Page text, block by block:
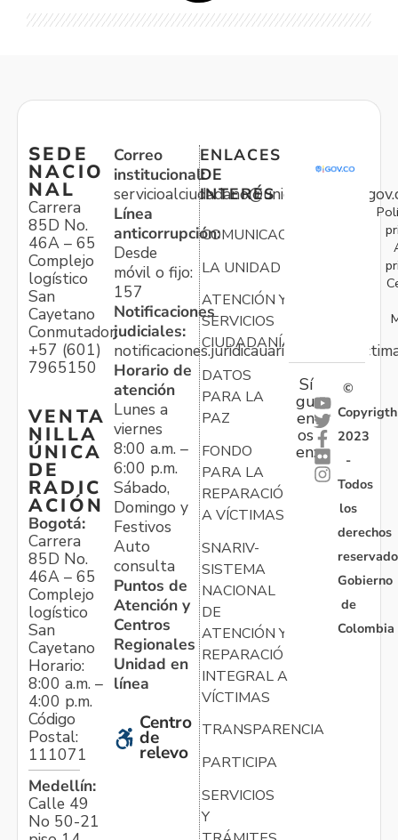
SEDE
NACIO
NAL
Carrera
85D No.
46A – 65
Complejo
logístico
San
Cayetano
Conmutador:
+57 (601)
7965150
VENTA
NILLA
ÚNICA
DE
RADIC
ACIÓN
Bogotá:
Carrera
85D No.
46A – 65
Complejo
logístico
San
Cayetano
Horario:
8:00 a.m. –
4:00 p.m.
Código
Postal:
111071
Medellín:
Calle 49
No 50-21
Correo
institucional:
Línea
anticorrupción:
Desde
móvil o fijo:
157
Notificaciones
judiciales:
Horario de
atención
Lunes a
viernes
8:00 a.m. –
6:00 p.m.
Sábado,
Domingo y
Festivos
Auto
consulta
Puntos de
Atención y
Centros
Regionales
Unidad en
línea
Centro
de
relevo
ENLACES
DE
INTERÉS
COMUNICACIONES
LA UNIDAD
ATENCIÓN Y
SERVICIOS
CIUDADANÍA
DATOS
PARA LA
PAZ
FONDO
PARA LA
REPARACIÓN
A VÍCTIMAS
SNARIV-
SISTEMA
NACIONAL
DE
ATENCIÓN Y
REPARACIÓN
INTEGRAL A
VÍCTIMAS
TRANSPARENCIA
PARTICIPA
SERVICIOS
Y
Sí
gu
en
os
en:
©
Copyrigth
2023
-
Todos
los
derechos
Gobierno
de
Colombia